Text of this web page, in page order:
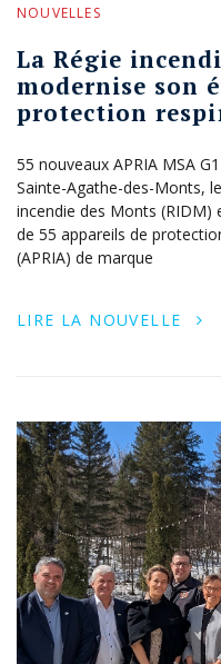
NOUVELLES
La Régie
modernise son
protection
55 nouveaux APRIA MSA
Sainte-Agathe-des-Monts,
incendie des Monts (RIDM)
de 55 appareils de
(APRIA) de marque
LIRE LA NOUVELLE